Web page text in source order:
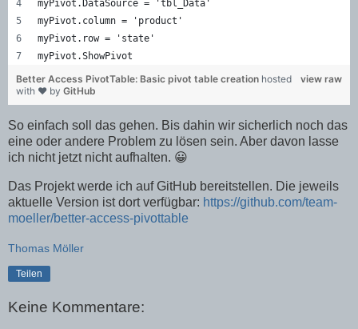
myPivot.DataSource = 'tbl_Data'
myPivot.column = 'product'
myPivot.row = 'state'
myPivot.ShowPivot
view raw
Better Access PivotTable: Basic pivot table creation hosted
with ❤ by GitHub
So einfach soll das gehen. Bis dahin wir sicherlich noch das
eine oder andere Problem zu lösen sein. Aber davon lasse
ich nicht jetzt nicht aufhalten. 😀
Das Projekt werde ich auf GitHub bereitstellen. Die jeweils
aktuelle Version ist dort verfügbar: https://github.com/team-
moeller/better-access-pivottable
Thomas Möller
Teilen
Keine Kommentare: